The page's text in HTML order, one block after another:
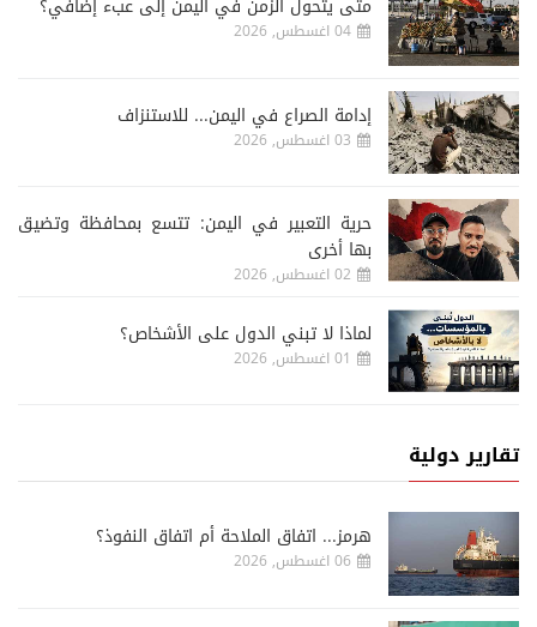
متى يتحول الزمن في اليمن إلى عبء إضافي؟
04 اغسطس, 2026
إدامة الصراع في اليمن... للاستنزاف
03 اغسطس, 2026
حرية التعبير في اليمن: تتسع بمحافظة وتضيق
بها أخرى
02 اغسطس, 2026
لماذا لا تبني الدول على الأشخاص؟
01 اغسطس, 2026
تقارير دولية
هرمز... اتفاق الملاحة أم اتفاق النفوذ؟
06 اغسطس, 2026